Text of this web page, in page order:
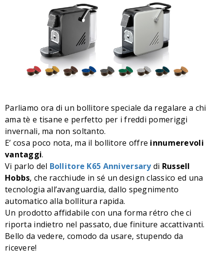
Parliamo ora di un bollitore speciale da regalare a chi
ama tè e tisane e perfetto per i freddi pomeriggi
invernali, ma non soltanto.
E’ cosa poco nota, ma il bollitore offre innumerevoli
vantaggi.
Vi parlo del Bollitore K65 Anniversarydi Russell
Hobbs, che racchiude in sé un design classico ed una
tecnologia all’avanguardia, dallo spegnimento
automatico alla bollitura rapida.
Un prodotto affidabile con una forma rétro che ci
riporta indietro nel passato, due finiture accattivanti.
Bello da vedere, comodo da usare, stupendo da
ricevere!